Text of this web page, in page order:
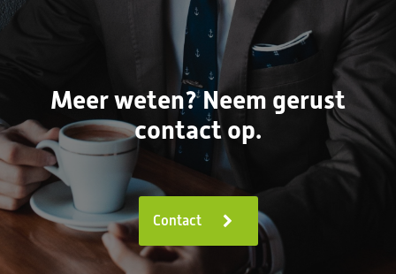
Meer weten? Neem gerust
contact op.
Contact